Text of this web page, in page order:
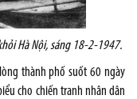
Hà Nội, sáng 18-2-1947.
thành phố suốt 60 ngày
cho chiến tranh nhân dân